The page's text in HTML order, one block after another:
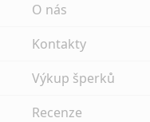
O nás
Kontakty
Výkup šperků
Recenze